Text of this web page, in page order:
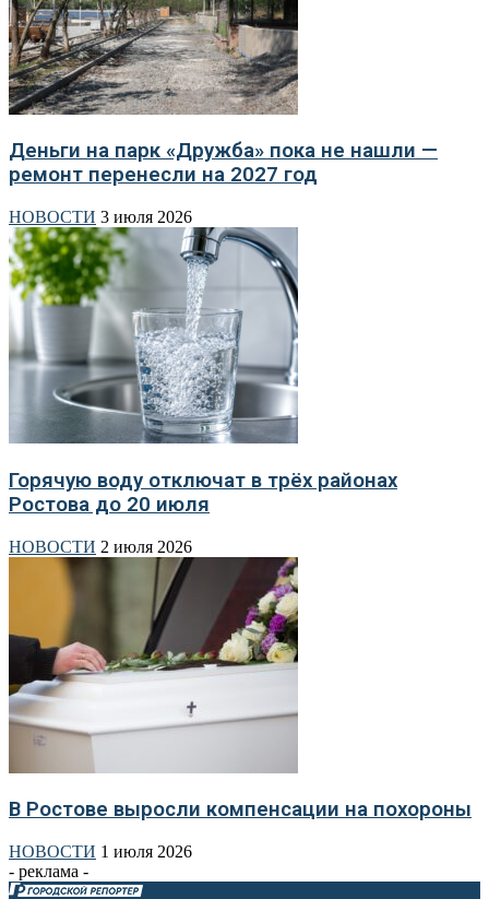
Деньги на парк «Дружба» пока не нашли —
ремонт перенесли на 2027 год
НОВОСТИ 3 июля 2026
Горячую воду отключат в трёх районах
Ростова до 20 июля
НОВОСТИ 2 июля 2026
В Ростове выросли компенсации на похороны
НОВОСТИ 1 июля 2026
- реклама -